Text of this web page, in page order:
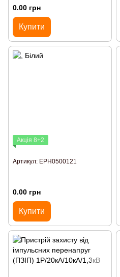
0.00 грн
Купити
Акція 8+2
Артикул: EPH0500121
0.00 грн
Купити